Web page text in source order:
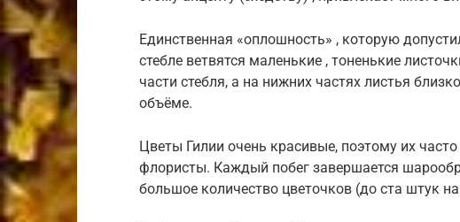
Единственная «оплошность» , которую
стебле ветвятся маленькие , тоненькие
части стебля, а на нижних частях листья
объёме.
Цветы Гилии очень красивые, поэтому их
флористы. Каждый побег завершается
большое количество цветочков (до ста штук